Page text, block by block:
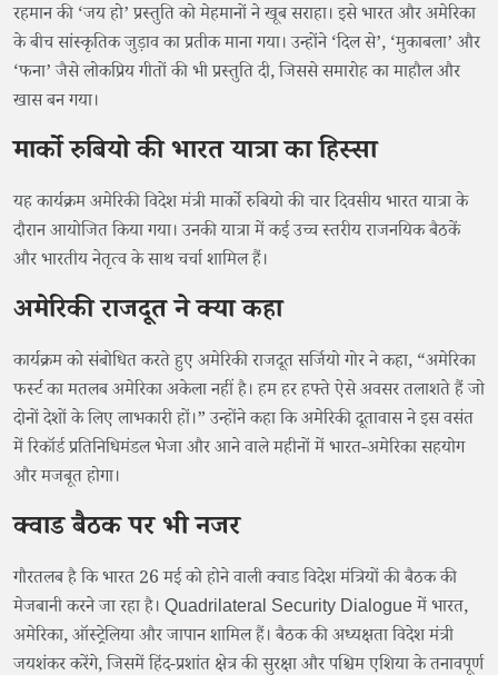
रहमान की ‘जय हो’ प्रस्तुति को मेहमानों ने खूब सराहा। इसे भारत और अमेरिका
के बीच सांस्कृतिक जुड़ाव का प्रतीक माना गया। उन्होंने ‘दिल से’, ‘मुकाबला’ और
‘फना’ जैसे लोकप्रिय गीतों की भी प्रस्तुति दी, जिससे समारोह का माहौल और
खास बन गया।
मार्को रुबियो की भारत यात्रा का हिस्सा
यह कार्यक्रम अमेरिकी विदेश मंत्री मार्को रुबियो की चार दिवसीय भारत यात्रा के
दौरान आयोजित किया गया। उनकी यात्रा में कई उच्च स्तरीय राजनयिक बैठकें
और भारतीय नेतृत्व के साथ चर्चा शामिल हैं।
अमेरिकी राजदूत ने क्या कहा
कार्यक्रम को संबोधित करते हुए अमेरिकी राजदूत सर्जियो गोर ने कहा, “अमेरिका
फर्स्ट का मतलब अमेरिका अकेला नहीं है। हम हर हफ्ते ऐसे अवसर तलाशते हैं जो
दोनों देशों के लिए लाभकारी हों।” उन्होंने कहा कि अमेरिकी दूतावास ने इस वसंत
में रिकॉर्ड प्रतिनिधिमंडल भेजा और आने वाले महीनों में भारत-अमेरिका सहयोग
और मजबूत होगा।
क्वाड बैठक पर भी नजर
गौरतलब है कि भारत 26 मई को होने वाली क्वाड विदेश मंत्रियों की बैठक की
मेजबानी करने जा रहा है। Quadrilateral Security Dialogue में भारत,
अमेरिका, ऑस्ट्रेलिया और जापान शामिल हैं। बैठक की अध्यक्षता विदेश मंत्री
जयशंकर करेंगे, जिसमें हिंद-प्रशांत क्षेत्र की सुरक्षा और पश्चिम एशिया के तनावपूर्ण